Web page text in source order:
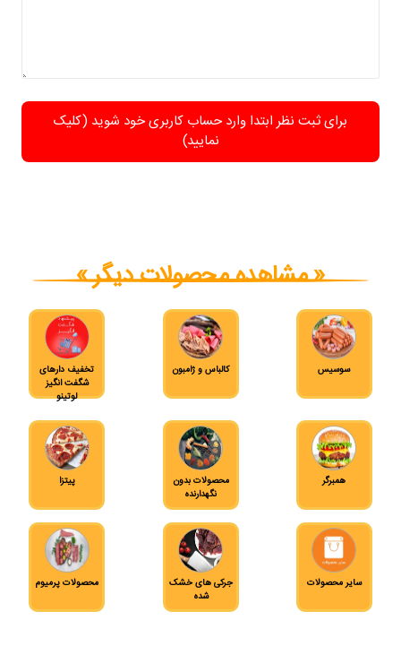
برای ثبت نظر ابتدا وارد حساب کاربری خود شوید (کلیک
نمایید)
« مشاهده محصولات دیگر »
سوسیس کالباس و ژامبون
تخفیف دارهای
شگفت انگیز
لوتینو
همبرگر
محصولات بدون
نگهدارنده
پیتزا
سایر محصولات
جرکی های خشک
شده
محصولات پرمیوم